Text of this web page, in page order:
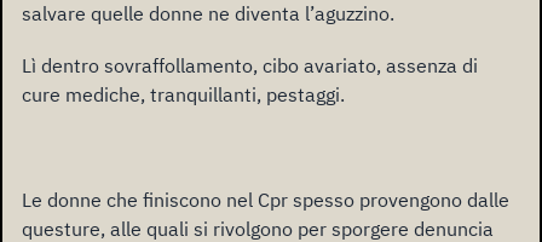
salvare quelle donne ne diventa l’aguzzino.
Lì dentro sovraffollamento, cibo avariato, assenza di
cure mediche, tranquillanti, pestaggi.
Le donne che finiscono nel Cpr spesso provengono dalle
questure, alle quali si rivolgono per sporgere denuncia